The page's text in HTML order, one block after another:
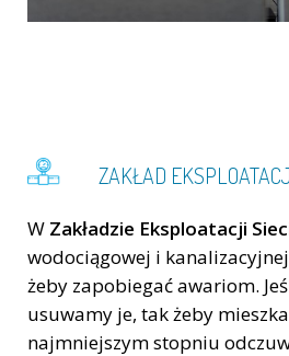
ZAKŁAD
W Zakładzie Eksploatacji
wodociągowej i
żeby zapobiegać awariom.
usuwamy je, tak żeby
najmniejszym stopniu